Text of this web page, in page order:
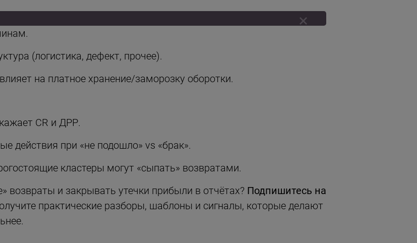
(логистика, дефект, прочее).
на платное хранение/заморозку оборотки.
CR и ДРР.
действия при «не подошло» vs «брак».
кластеры могут «сыпать» возвратами.
возвраты и закрывать утечки прибыли в отчётах? Подпишитесь на
практические разборы, шаблоны и сигналы, которые делают